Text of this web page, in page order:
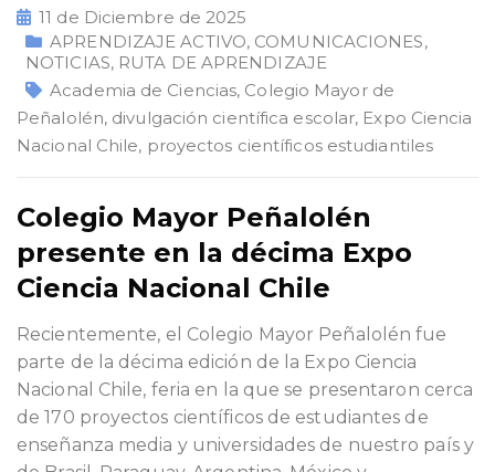
11 de Diciembre de 2025
APRENDIZAJE ACTIVO, COMUNICACIONES,
NOTICIAS, RUTA DE APRENDIZAJE
Academia de Ciencias, Colegio Mayor de
Peñalolén, divulgación científica escolar, Expo Ciencia
Nacional Chile, proyectos científicos estudiantiles
Colegio Mayor Peñalolén
presente en la décima Expo
Ciencia Nacional Chile
Recientemente, el Colegio Mayor Peñalolén fue
parte de la décima edición de la Expo Ciencia
Nacional Chile, feria en la que se presentaron cerca
de 170 proyectos científicos de estudiantes de
enseñanza media y universidades de nuestro país y